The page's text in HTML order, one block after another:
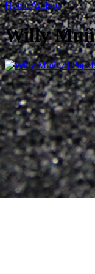
HomeAmigos
Willy